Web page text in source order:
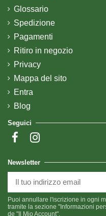
Glossario
Spedizione
Pagamenti
Ritiro in negozio
Privacy
Mappa del sito
Entra
Blog
Seguici
Newsletter
Puoi annullare l'iscrizione in ogni
tramite la sezione "Informazioni
de "Il Mio Account".